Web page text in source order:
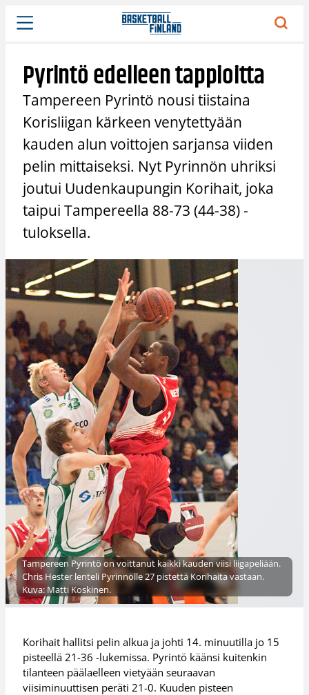
Siirry
sisältöön
Pyrintö edelleen tappioitta
Tampereen Pyrintö nousi tiistaina
Korisliigan kärkeen venytettyään
kauden alun voittojen sarjansa viiden
pelin mittaiseksi. Nyt Pyrinnön uhriksi
joutui Uudenkaupungin Korihait, joka
taipui Tampereella 88-73 (44-38) -
tuloksella.
Tampereen Pyrintö on voittanut kaikki kauden viisi liigapeliään.
Chris Hester lenteli Pyrinnölle 27 pistettä Korihaita vastaan.
Kuva: Matti Koskinen.
Korihait hallitsi pelin alkua ja johti 14. minuutilla jo 15
pisteellä 21-36 -lukemissa. Pyrintö käänsi kuitenkin
tilanteen päälaelleen vietyään seuraavan
viisiminuuttisen peräti 21-0. Kuuden pisteen